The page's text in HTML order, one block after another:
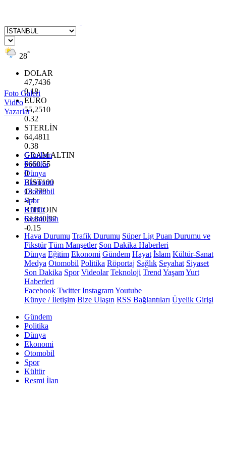
28°
DOLAR
47,7436
0.18
EURO
55,2510
0.32
STERLİN
64,4811
0.38
GRAM ALTIN
6660.55
0
BİST100
13.779
-14
BITCOIN
64.840,97
-0.15
Foto Galeri
Video
Yazarlar
Gündem
Politika
Dünya
Ekonomi
Otomobil
Spor
Kültür
Resmi İlan
Hava Durumu Trafik Durumu Süper Lig Puan Durumu ve
Fikstür Tüm Manşetler Son Dakika Haberleri
Dünya Eğitim Ekonomi Gündem Hayat İslam Kültür-Sanat
Medya Otomobil Politika Röportaj Sağlık Seyahat Siyaset
Son Dakika Spor Videolar Teknoloji Trend YaşamYurt
Haberleri
Facebook Twitter InstagramYoutube
Künye / İletişim Bize Ulaşın RSS Bağlantıları Üyelik Girişi
Gündem
Politika
Dünya
Ekonomi
Otomobil
Spor
Kültür
Resmi İlan